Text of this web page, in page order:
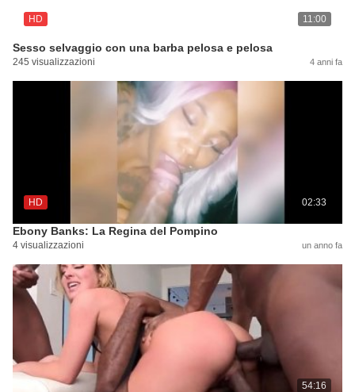
HD 11:00
Sesso selvaggio con una barba pelosa e pelosa
245 visualizzazioni 4 anni fa
HD 02:33
Ebony Banks: La Regina del Pompino
4 visualizzazioni un anno fa
54:16